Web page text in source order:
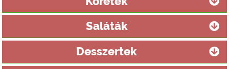
Saláták
Desszertek